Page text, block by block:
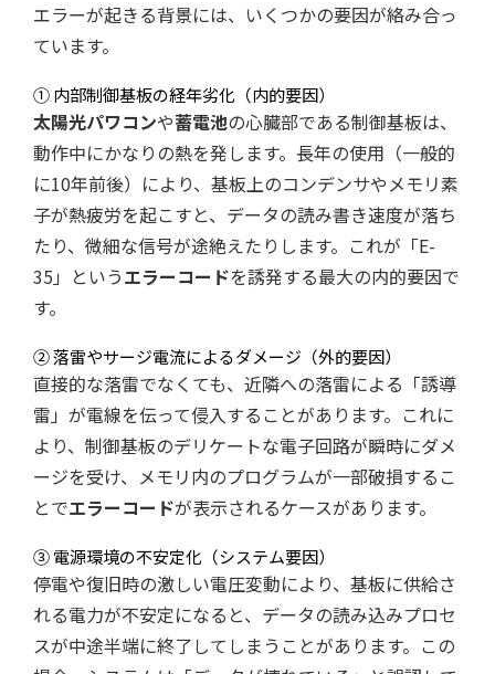
エラーが起きる背景には、いくつかの要因が絡み合っ
ています。
① 内部制御基板の経年劣化（内的要因）
太陽光パワコンや蓄電池の心臓部である制御基板は、
動作中にかなりの熱を発します。長年の使用（一般的
に10年前後）により、基板上のコンデンサやメモリ素
子が熱疲労を起こすと、データの読み書き速度が落ち
たり、微細な信号が途絶えたりします。これが「E-
35」というエラーコードを誘発する最大の内的要因で
す。
② 落雷やサージ電流によるダメージ（外的要因）
直接的な落雷でなくても、近隣への落雷による「誘導
雷」が電線を伝って侵入することがあります。これに
より、制御基板のデリケートな電子回路が瞬時にダメ
ージを受け、メモリ内のプログラムが一部破損するこ
とでエラーコードが表示されるケースがあります。
③ 電源環境の不安定化（システム要因）
停電や復旧時の激しい電圧変動により、基板に供給さ
れる電力が不安定になると、データの読み込みプロセ
スが中途半端に終了してしまうことがあります。この